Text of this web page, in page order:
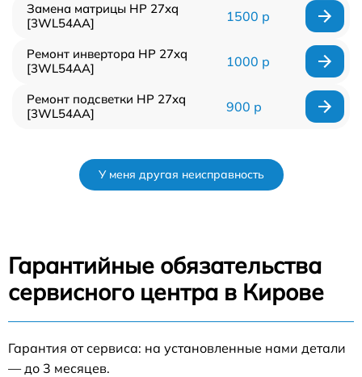
Замена матрицы HP 27xq
[3WL54AA]
1500 р
Ремонт инвертора HP 27xq
[3WL54AA]
1000 р
Ремонт подсветки HP 27xq
[3WL54AA]
900 р
У меня другая неисправность
Гарантийные обязательства
сервисного центра в Кирове
Гарантия от сервиса: на установленные нами детали
— до 3 месяцев.